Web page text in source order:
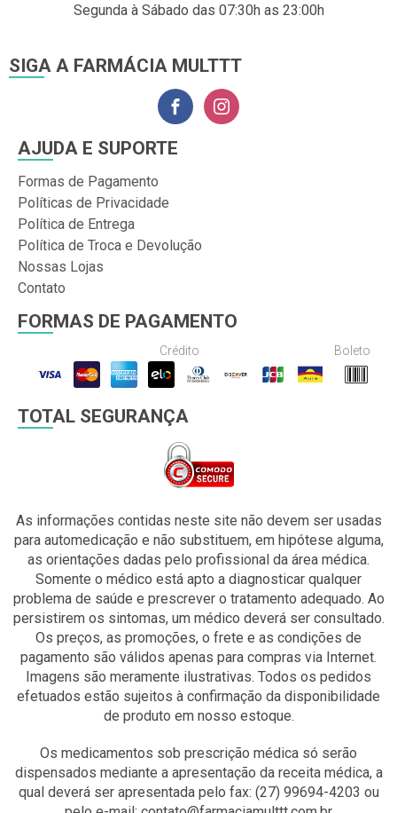
Segunda à Sábado das 07:30h as 23:00h
SIGA A FARMÁCIA MULTTT
AJUDA E SUPORTE
Formas de Pagamento
Políticas de Privacidade
Política de Entrega
Política de Troca e Devolução
Nossas Lojas
Contato
FORMAS DE PAGAMENTO
Crédito Boleto
TOTAL SEGURANÇA
As informações contidas neste site não devem ser usadas
para automedicação e não substituem, em hipótese alguma,
as orientações dadas pelo profissional da área médica.
Somente o médico está apto a diagnosticar qualquer
problema de saúde e prescrever o tratamento adequado. Ao
persistirem os sintomas, um médico deverá ser consultado.
Os preços, as promoções, o frete e as condições de
pagamento são válidos apenas para compras via Internet.
Imagens são meramente ilustrativas. Todos os pedidos
efetuados estão sujeitos à confirmação da disponibilidade
de produto em nosso estoque.
Os medicamentos sob prescrição médica só serão
dispensados mediante a apresentação da receita médica, a
qual deverá ser apresentada pelo fax: (27) 99694-4203 ou